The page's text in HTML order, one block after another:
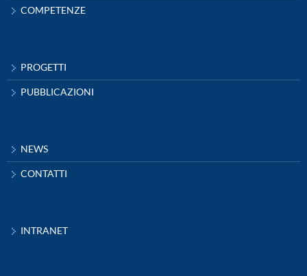
COMPETENZE
PROGETTI
PUBBLICAZIONI
NEWS
CONTATTI
INTRANET